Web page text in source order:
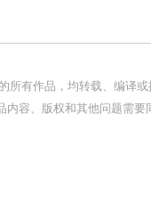
所有作品，均转载、编译
容、版权和其他问题需